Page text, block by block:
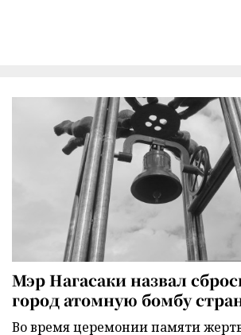
Мэр Нагасаки назвал
город атомную бомбу
Во время церемонии памяти